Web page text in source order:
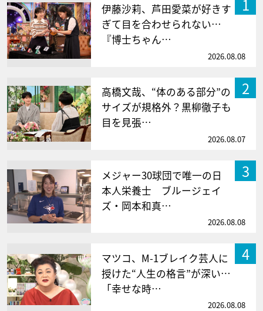
1
伊藤沙莉、芦田愛菜が好きす
ぎて目を合わせられない…
『博士ちゃん…
2026.08.08
2
高橋文哉、“体のある部分”の
サイズが規格外？黒柳徹子も
目を見張…
2026.08.07
3
メジャー30球団で唯一の日
本人栄養士 ブルージェイ
ズ・岡本和真…
2026.08.08
4
マツコ、M-1ブレイク芸人に
授けた“人生の格言”が深い…
「幸せな時…
2026.08.08